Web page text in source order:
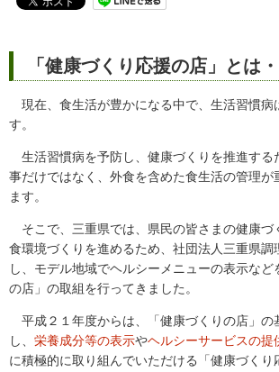
「健康づくり応援の店」とは・
現在、食生活が豊かになる中で、生活習慣病
す。
生活習慣病を予防し、健康づくりを推進する
事だけではなく、外食を含めた食生活の管理が
ます。
そこで、三重県では、県民の皆さまの健康づ
食環境づくりを進めるため、社団法人三重県調
し、モデル地域でヘルシーメニューの表示など
の店」の取組を行ってきました。
平成２１年度からは、「健康づくりの店」の
し、 栄養成分等の表示やヘルシーサービスの提
に積極的に取り組んでいただける「健康づくり